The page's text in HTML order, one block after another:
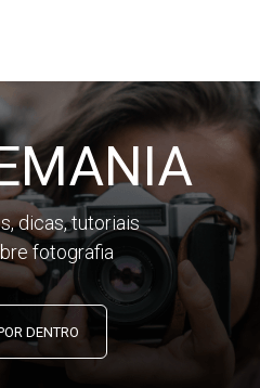
dicas, tutoriais
fotografia
DENTRO